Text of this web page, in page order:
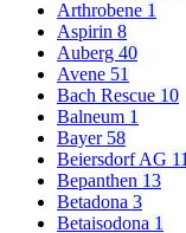
Arthrobene 1
Aspirin 8
Auberg 40
Avene 51
Bach Rescue 10
Balneum 1
Bayer 58
Beiersdorf AG 11
Bepanthen 13
Betadona 3
Betaisodona 1